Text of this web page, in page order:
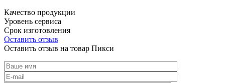
Качество продукции
Уровень сервиса
Срок изготовления
Оставить отзыв
Оставить отзыв на товар Пикси